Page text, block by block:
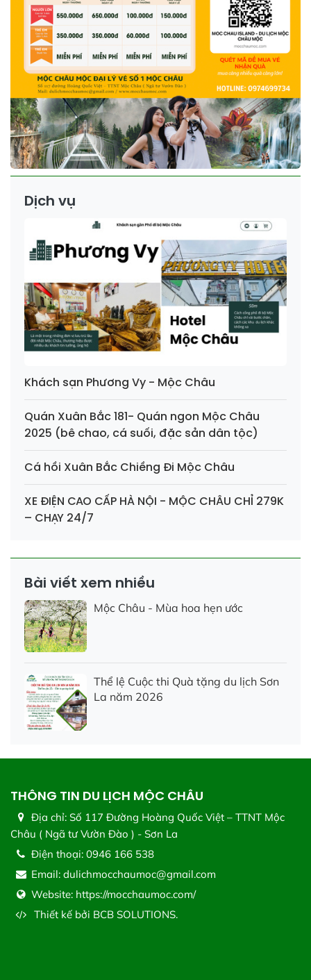
Dịch vụ
Khách sạn Phương Vy - Mộc Châu
Quán Xuân Bắc 181- Quán ngon Mộc Châu
2025 (bê chao, cá suối, đặc sản dân tộc)
Cá hồi Xuân Bắc Chiềng Đi Mộc Châu
XE ĐIỆN CAO CẤP HÀ NỘI - MỘC CHÂU CHỈ 279K
– CHẠY 24/7
Bài viết xem nhiều
Mộc Châu - Mùa hoa hẹn ước
Thể lệ Cuộc thi Quà tặng du lịch Sơn
La năm 2026
THÔNG TIN DU LỊCH MỘC CHÂU
Địa chỉ: Số 117 Đường Hoàng Quốc Việt – TTNT Mộc
Châu ( Ngã tư Vườn Đào ) - Sơn La
Điện thoại: 0946 166 538
Email: dulichmocchaumoc@gmail.com
Website: https://mocchaumoc.com/
Thiết kế bởi BCB SOLUTIONS.